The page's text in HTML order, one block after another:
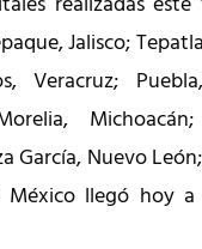
Jalisco;
Veracruz;
García, Nuevo
México llegó hoy